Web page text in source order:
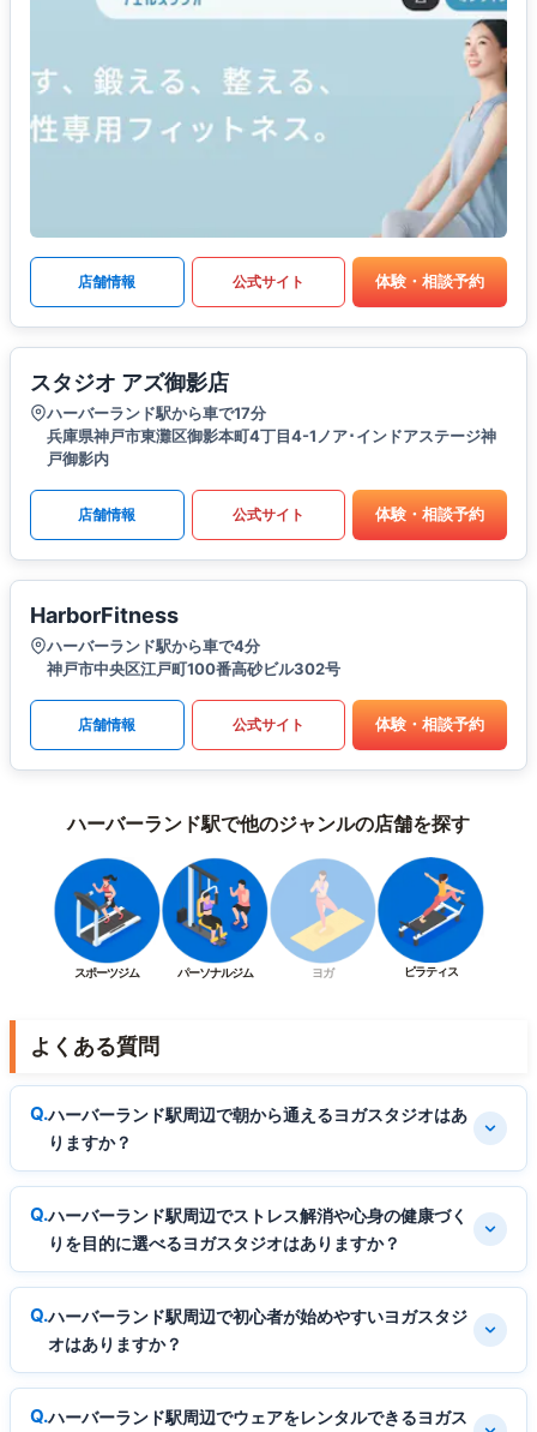
店舗情報 公式サイト 体験・相談予約
スタジオ アズ御影店
ハーバーランド駅から車で17分
兵庫県神戸市東灘区御影本町4丁目4-1ノア･インドアステージ神
戸御影内
店舗情報 公式サイト 体験・相談予約
HarborFitness
ハーバーランド駅から車で4分
神戸市中央区江戸町100番高砂ビル302号
店舗情報 公式サイト 体験・相談予約
ハーバーランド駅で他のジャンルの店舗を探す
スポーツジム パーソナルジム ヨガ ピラティス
よくある質問
ハーバーランド駅周辺で朝から通えるヨガスタジオはあ
りますか？
ハーバーランド駅周辺でストレス解消や心身の健康づく
りを目的に選べるヨガスタジオはありますか？
ハーバーランド駅周辺で初心者が始めやすいヨガスタジ
オはありますか？
ハーバーランド駅周辺でウェアをレンタルできるヨガス